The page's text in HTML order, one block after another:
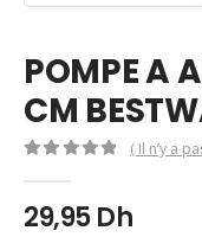
POMPE A
CM
( Il n’y a
29,95Dh